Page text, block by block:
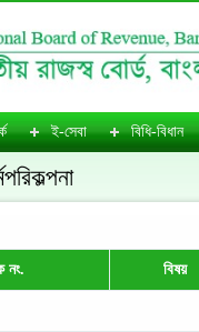
ই-সেবা বিধি-বিধান
নং. বিষয়